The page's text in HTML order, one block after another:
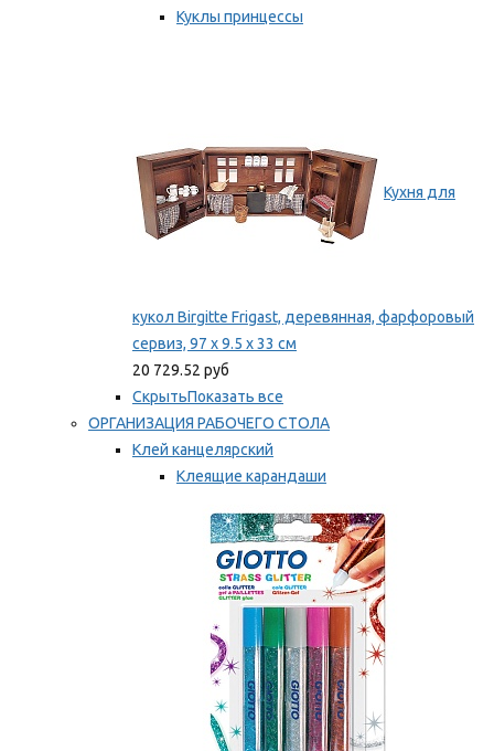
Куклы принцессы
Кухня для
кукол Birgitte Frigast, деревянная, фарфоровый
сервиз, 97 x 9.5 x 33 см
20 729.52 руб
СкрытьПоказать все
ОРГАНИЗАЦИЯ РАБОЧЕГО СТОЛА
Клей канцелярский
Клеящие карандаши
Мы рекомендуем